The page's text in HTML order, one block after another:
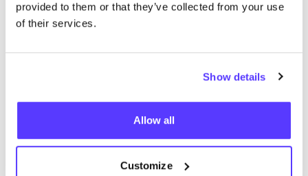
provided to them or that they’ve collected from your use
of their services.
Show details
Allow all
Customize
Janne Landuyt x Ida & Volta
Flagship Store